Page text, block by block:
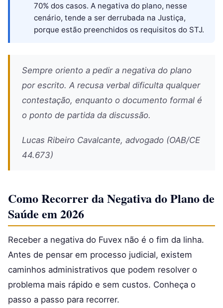
70% dos casos. A negativa do plano, nesse
cenário, tende a ser derrubada na Justiça,
porque estão preenchidos os requisitos do STJ.
Sempre oriento a pedir a negativa do plano
por escrito. A recusa verbal dificulta qualquer
contestação, enquanto o documento formal é
o ponto de partida da discussão.
Lucas Ribeiro Cavalcante, advogado (OAB/CE
44.673)
Como Recorrer da Negativa do Plano de
Saúde em 2026
Receber a negativa do Fuvex não é o fim da linha.
Antes de pensar em processo judicial, existem
caminhos administrativos que podem resolver o
problema mais rápido e sem custos. Conheça o
passo a passo para recorrer.